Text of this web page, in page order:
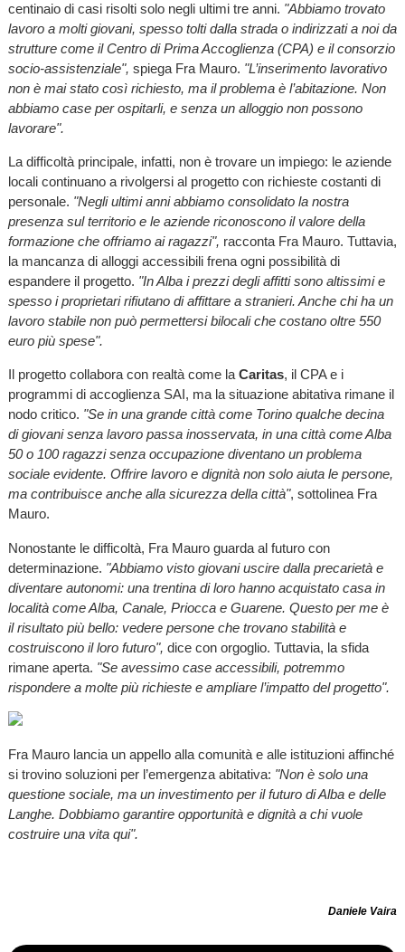
centinaio di casi risolti solo negli ultimi tre anni. "Abbiamo trovato
lavoro a molti giovani, spesso tolti dalla strada o indirizzati a noi da
strutture come il Centro di Prima Accoglienza (CPA) e il consorzio
socio-assistenziale", spiega Fra Mauro. "L’inserimento lavorativo
non è mai stato così richiesto, ma il problema è l’abitazione. Non
abbiamo case per ospitarli, e senza un alloggio non possono
lavorare".
La difficoltà principale, infatti, non è trovare un impiego: le aziende
locali continuano a rivolgersi al progetto con richieste costanti di
personale. "Negli ultimi anni abbiamo consolidato la nostra
presenza sul territorio e le aziende riconoscono il valore della
formazione che offriamo ai ragazzi", racconta Fra Mauro. Tuttavia,
la mancanza di alloggi accessibili frena ogni possibilità di
espandere il progetto. "In Alba i prezzi degli affitti sono altissimi e
spesso i proprietari rifiutano di affittare a stranieri. Anche chi ha un
lavoro stabile non può permettersi bilocali che costano oltre 550
euro più spese".
Il progetto collabora con realtà come la Caritas, il CPA e i
programmi di accoglienza SAI, ma la situazione abitativa rimane il
nodo critico. "Se in una grande città come Torino qualche decina
di giovani senza lavoro passa inosservata, in una città come Alba
50 o 100 ragazzi senza occupazione diventano un problema
sociale evidente. Offrire lavoro e dignità non solo aiuta le persone,
ma contribuisce anche alla sicurezza della città", sottolinea Fra
Mauro.
Nonostante le difficoltà, Fra Mauro guarda al futuro con
determinazione. "Abbiamo visto giovani uscire dalla precarietà e
diventare autonomi: una trentina di loro hanno acquistato casa in
località come Alba, Canale, Priocca e Guarene. Questo per me è
il risultato più bello: vedere persone che trovano stabilità e
costruiscono il loro futuro", dice con orgoglio. Tuttavia, la sfida
rimane aperta. "Se avessimo case accessibili, potremmo
rispondere a molte più richieste e ampliare l’impatto del progetto".
Fra Mauro lancia un appello alla comunità e alle istituzioni affinché
si trovino soluzioni per l’emergenza abitativa: "Non è solo una
questione sociale, ma un investimento per il futuro di Alba e delle
Langhe. Dobbiamo garantire opportunità e dignità a chi vuole
costruire una vita qui".
Daniele Vaira